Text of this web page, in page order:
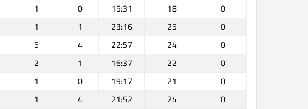
1 0 15:31 18
0
1 1 23:16 25
0
5 4 22:57 24
0
2 1 16:37 22
0
1 0 19:17 21
0
1 4 21:52 24
0